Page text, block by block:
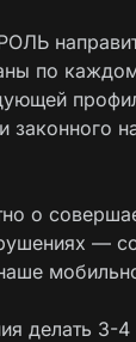
по
о
—
делать 3-4